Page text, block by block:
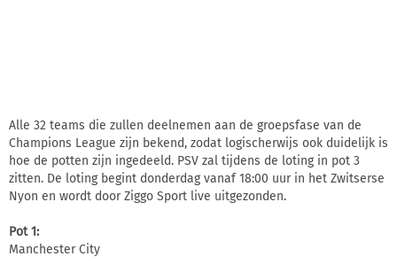
Alle 32 teams die zullen deelnemen aan de groepsfase van de
Champions League zijn bekend, zodat logischerwijs ook duidelijk is
hoe de potten zijn ingedeeld. PSV zal tijdens de loting in pot 3
zitten. De loting begint donderdag vanaf 18:00 uur in het Zwitserse
Nyon en wordt door Ziggo Sport live uitgezonden.
Pot 1:
Manchester City